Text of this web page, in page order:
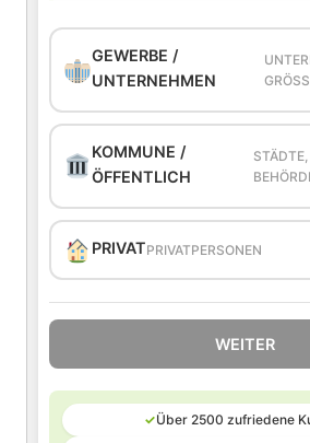
GEWERBE /
UNTERNEHMEN
GRÖSSE
KOMMUNE /
ÖFFENTLICH
PRIVATPRIVATPERSONEN
WEITER
✓Über 2500 zufriedene